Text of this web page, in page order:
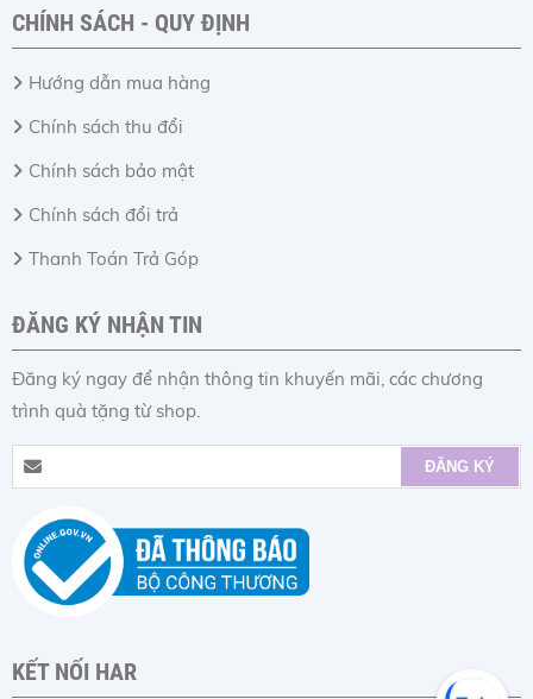
CHÍNH SÁCH - QUY ĐỊNH
Hướng dẫn mua hàng
Chính sách thu đổi
Chính sách bảo mật
Chính sách đổi trả
Thanh Toán Trả Góp
ĐĂNG KÝ NHẬN TIN
Đăng ký ngay để nhận thông tin khuyến mãi, các chương
trình quà tặng từ shop.
KẾT NỐI HAR